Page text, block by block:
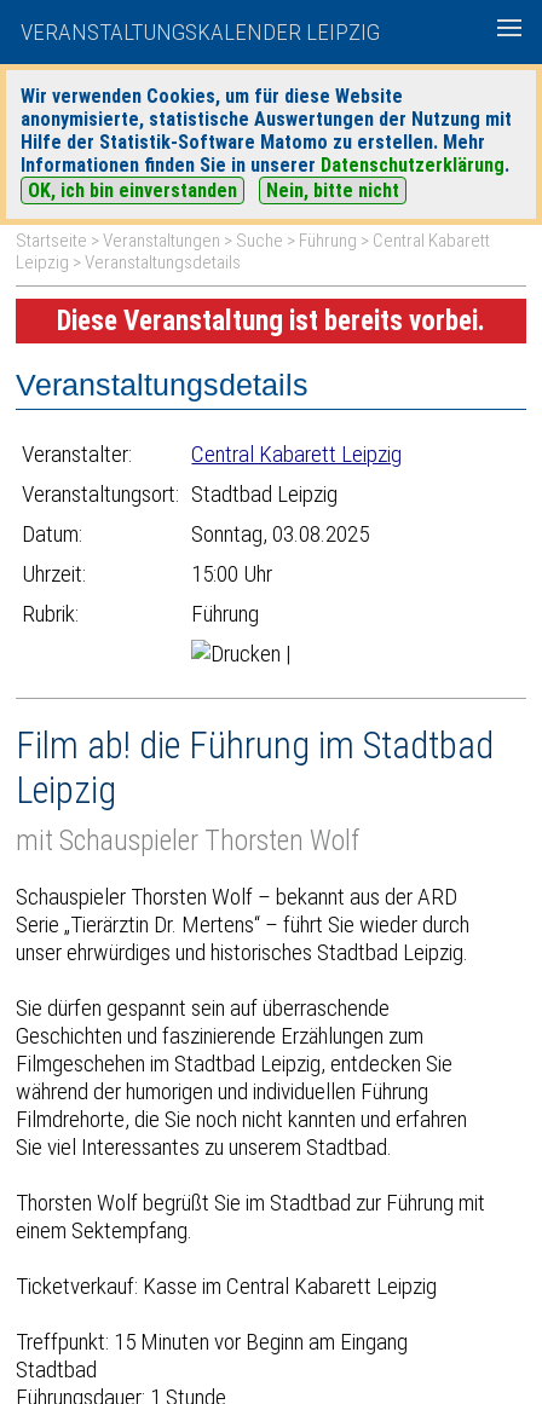
VERANSTALTUNGSKALENDER LEIPZIG
Wir verwenden Cookies, um für diese Website
anonymisierte, statistische Auswertungen der Nutzung mit
Hilfe der Statistik-Software Matomo zu erstellen. Mehr
Informationen finden Sie in unserer Datenschutzerklärung.
OK, ich bin einverstanden
Nein, bitte nicht
heute|morgen| Detaillierte Suche
Startseite >Veranstaltungen > Suche > Führung > Central Kabarett
Leipzig > Veranstaltungsdetails
Diese Veranstaltung ist bereits vorbei.
Veranstaltungsdetails
Veranstalter:
Central Kabarett Leipzig
Veranstaltungsort: Stadtbad Leipzig
Datum:
Sonntag, 03.08.2025
Uhrzeit:
15:00 Uhr
Rubrik:
Führung
|
Film ab! die Führung im Stadtbad
Leipzig
mit Schauspieler Thorsten Wolf
Schauspieler Thorsten Wolf – bekannt aus der ARD
Serie „Tierärztin Dr. Mertens“ – führt Sie wieder durch
unser ehrwürdiges und historisches Stadtbad Leipzig.
Sie dürfen gespannt sein auf überraschende
Geschichten und faszinierende Erzählungen zum
Filmgeschehen im Stadtbad Leipzig, entdecken Sie
während der humorigen und individuellen Führung
Filmdrehorte, die Sie noch nicht kannten und erfahren
Sie viel Interessantes zu unserem Stadtbad.
Thorsten Wolf begrüßt Sie im Stadtbad zur Führung mit
einem Sektempfang.
Ticketverkauf: Kasse im Central Kabarett Leipzig
Treffpunkt: 15 Minuten vor Beginn am Eingang
Stadtbad
Führungsdauer: 1 Stunde